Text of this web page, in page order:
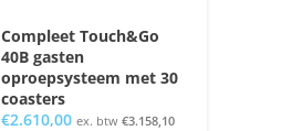
Compleet Touch&Go
40B gasten
oproepsysteem met 30
coasters
€2.610,00 ex. btw €3.158,10